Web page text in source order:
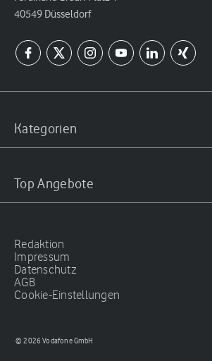
40549 Düsseldorf
Kategorien
Top Angebote
Redaktion
Impressum
Datenschutz
AGB
Cookie-Einstellungen
© 2026 Vodafone GmbH